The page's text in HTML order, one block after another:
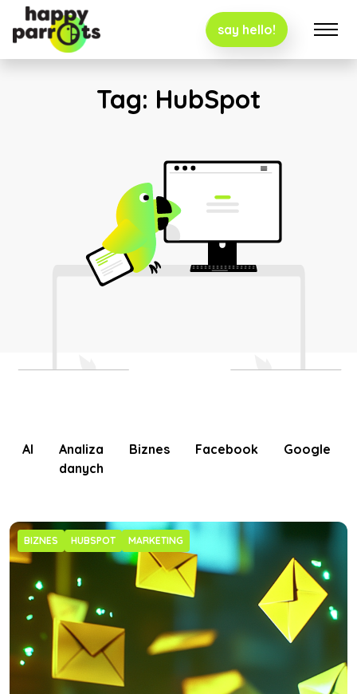
say hello!
Tag: HubSpot
AI
Analiza
danych
Biznes Facebook Google
BIZNES HUBSPOT MARKETING